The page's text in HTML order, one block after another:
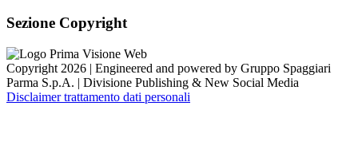
Sezione Copyright
Copyright 2026 | Engineered and powered by Gruppo Spaggiari
Parma S.p.A. | Divisione Publishing & New Social Media
Disclaimer trattamento dati personali